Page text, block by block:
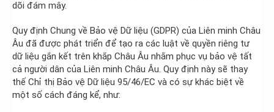
dõi đám mây.
Quy định Chung về Bảo vệ Dữ liệu (GDPR) của Liên minh Châu
Âu đã được phát triển để tạo ra các luật về quyền riêng tư
dữ liệu gắn kết trên khắp Châu Âu nhằm phục vụ bảo vệ tất
cả người dân của Liên minh Châu Âu. Quy định này sẽ thay
thế Chỉ thị Bảo vệ Dữ liệu 95/46/EC và có sự khác biệt về
một số cách đáng kể, như: